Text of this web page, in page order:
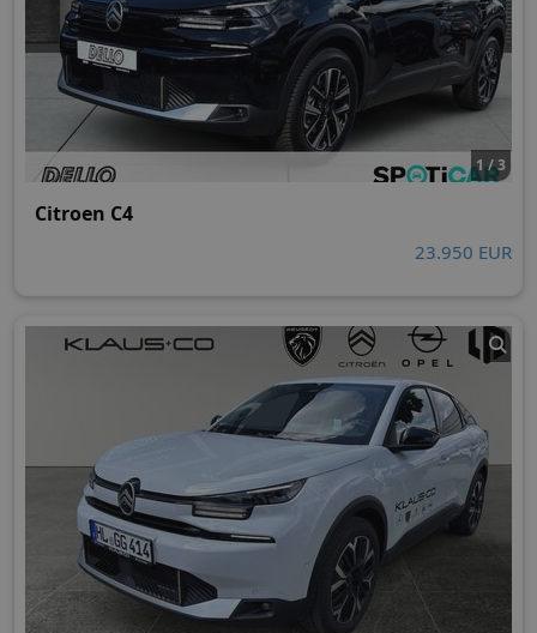
1 / 3
Citroen C4
23.950 EUR